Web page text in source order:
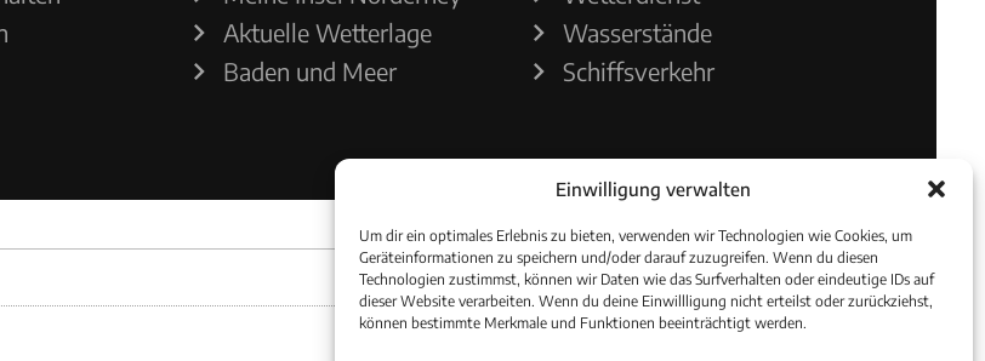
Einwilligung verwalten
Um dir ein optimales Erlebnis zu bieten, verwenden wir Technologien wie Cookies, um
Geräteinformationen zu speichern und/oder darauf zuzugreifen. Wenn du diesen
Technologien zustimmst, können wir Daten wie das Surfverhalten oder eindeutige IDs auf
dieser Website verarbeiten. Wenn du deine Einwillligung nicht erteilst oder zurückziehst,
können bestimmte Merkmale und Funktionen beeinträchtigt werden.
Aktuelle Wetterlage
Baden und Meer
Wasserstände
Schiffsverkehr